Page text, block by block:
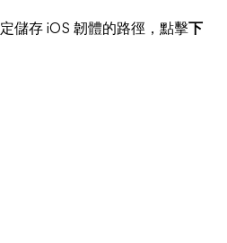
儲存 iOS 韌體的路徑，點擊 下